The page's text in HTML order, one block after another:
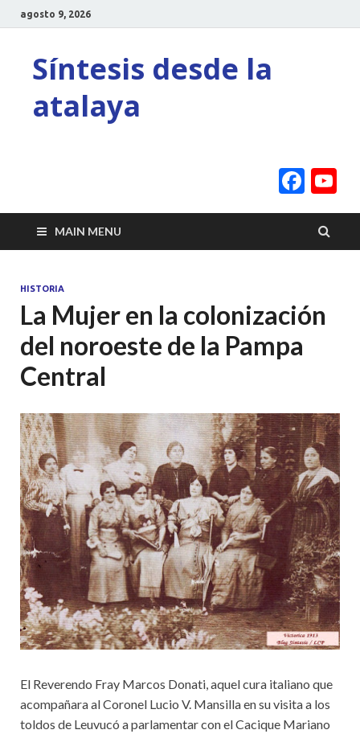
agosto 9, 2026
Síntesis desde la
atalaya
MAIN MENU
HISTORIA
La Mujer en la colonización
del noroeste de la Pampa
Central
El Reverendo Fray Marcos Donati, aquel cura italiano que
acompañara al Coronel Lucio V. Mansilla en su visita a los
toldos de Leuvucó a parlamentar con el Cacique Mariano